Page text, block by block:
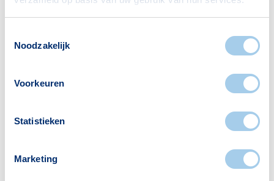
Noodzakelijk
Voorkeuren
Statistieken
Marketing
Nieuws
De visie van Hypotheek Visie: de
verplichte